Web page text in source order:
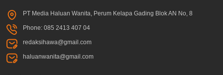
PT Media Haluan Wanita, Perum Kelapa Gading Blok AN No, 8
Phone: 085 2413 407 04
redaksihawa@gmail.com
haluanwanita@gmail.com